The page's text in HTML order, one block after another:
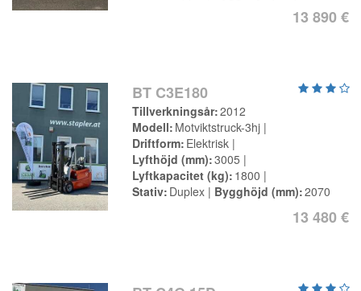
13 890 €
BT C3E180
Tillverkningsår 2012
Modell Motviktstruck-3hj
Driftform Elektrisk
Lyfthöjd (mm) 3005
Lyftkapacitet (kg) 1800
Stativ Duplex Bygghöjd (mm) 2070
13 480 €